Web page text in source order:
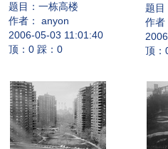
题目： 一栋高楼
作者： anyon
2006-05-03 11:01:40
顶：0 踩：0
题目
作者
顶：